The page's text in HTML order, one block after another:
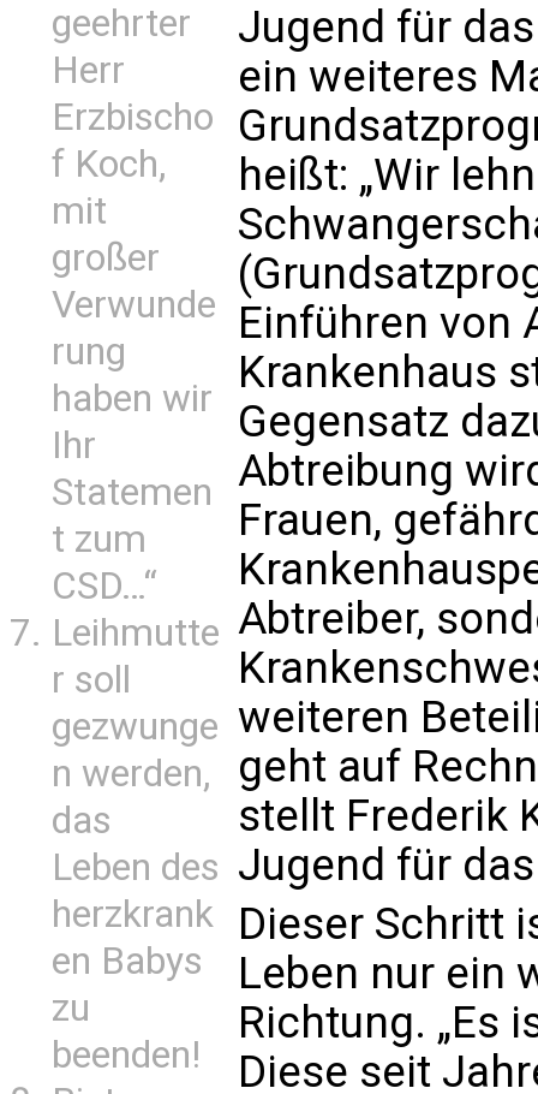
geehrter
Herr
Erzbischo
f Koch,
mit
großer
Verwunde
rung
haben wir
Ihr
Statemen
t zum
CSD…“
Leihmutte
r soll
gezwunge
n werden,
das
Leben des
herzkrank
en Babys
zu
beenden!
Jugend für
ein weiteres
heißt: „Wir
Einführen von
Krankenhaus
Gegensatz
Abtreibung
Frauen,
Abtreiber,
weiteren
geht auf
stellt Frederik
Jugend für
Dieser Schritt
Leben nur ein
Richtung. „Es
Diese seit